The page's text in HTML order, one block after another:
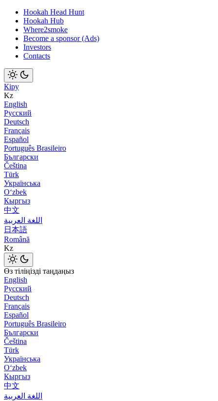
Hookah Head Hunt
Hookah Hub
Where2smoke
Become a sponsor (Ads)
Investors
Contacts
Кіру
Kz
English
Русский
Deutsch
Français
Español
Português Brasileiro
Български
Čeština
Türk
Українська
Оʻzbek
Кыргыз
中文
اللغة العربية
日本語
Română
Kz
Өз тіліңізді таңдаңыз
English
Русский
Deutsch
Français
Español
Português Brasileiro
Български
Čeština
Türk
Українська
Оʻzbek
Кыргыз
中文
اللغة العربية